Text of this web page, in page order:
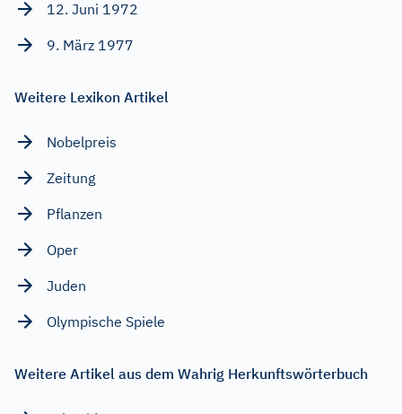
12. Juni 1972
9. März 1977
Weitere Lexikon Artikel
Nobelpreis
Zeitung
Pflanzen
Oper
Juden
Olympische Spiele
Weitere Artikel aus dem Wahrig Herkunftswörterbuch